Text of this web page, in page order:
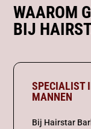
WAAROM
BIJ
SPECIALIST
MANNEN
Bij Hairstar